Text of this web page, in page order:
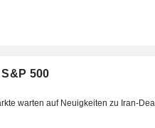
500
warten auf Neuigkeiten zu Iran-